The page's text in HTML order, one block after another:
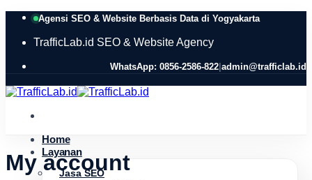
Skip
content
Agensi SEO & Website Berbasis Data di Yogyakarta
TrafficLab.id SEO & Website Agency
WhatsApp: 0856-2586-822|admin@trafficlab.id
Home
Layanan
Jasa SEO
My account